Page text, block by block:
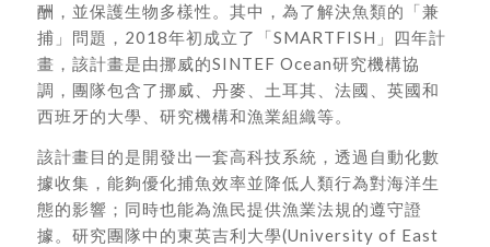
酬，並保護生物多樣性。其中，為了解決魚類的「兼
捕」問題，2018年初成立了「SMARTFISH」四年計
畫，該計畫是由挪威的SINTEF Ocean研究機構協
調，團隊包含了挪威、丹麥、土耳其、法國、英國和
西班牙的大學、研究機構和漁業組織等。
該計畫目的是開發出一套高科技系統，透過自動化數
據收集，能夠優化捕魚效率並降低人類行為對海洋生
態的影響；同時也能為漁民提供漁業法規的遵守證
據。研究團隊中的東英吉利大學(University of East